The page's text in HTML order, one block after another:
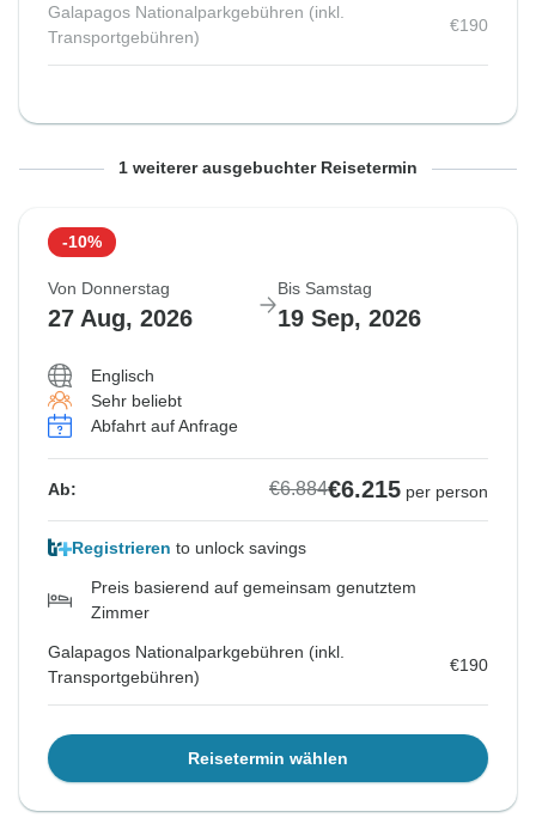
Galapagos Nationalparkgebühren (inkl.
Transportgebühren)
€190
Von Samstag Bis Montag
Abfahrt auf Anfrage
€6.948
Galapagos Nationalparkgebühren (inkl. Transportgebühren)
1 weiterer ausgebuchter Reisetermin
-10%
Von Donnerstag
27 Aug, 2026
Bis Samstag
19 Sep, 2026
Englisch
Sehr beliebt
Abfahrt auf Anfrage
Ab: €6.884€6.215 per person
Registrieren to unlock savings
Preis basierend auf gemeinsam genutztem
Zimmer
Galapagos Nationalparkgebühren (inkl.
Transportgebühren)
€190
Reisetermin wählen